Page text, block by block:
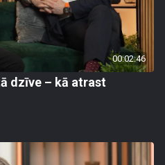
00:02:46
dzīve – kā atrast